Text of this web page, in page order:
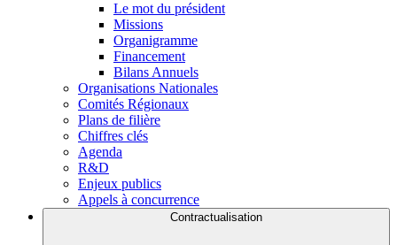
Le mot du président
Missions
Organigramme
Financement
Bilans Annuels
Organisations Nationales
Comités Régionaux
Plans de filière
Chiffres clés
Agenda
R&D
Enjeux publics
Appels à concurrence
Contractualisation